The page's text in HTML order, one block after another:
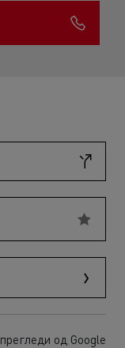
прегледи од Google